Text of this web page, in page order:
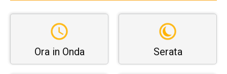
Ora in Onda Serata